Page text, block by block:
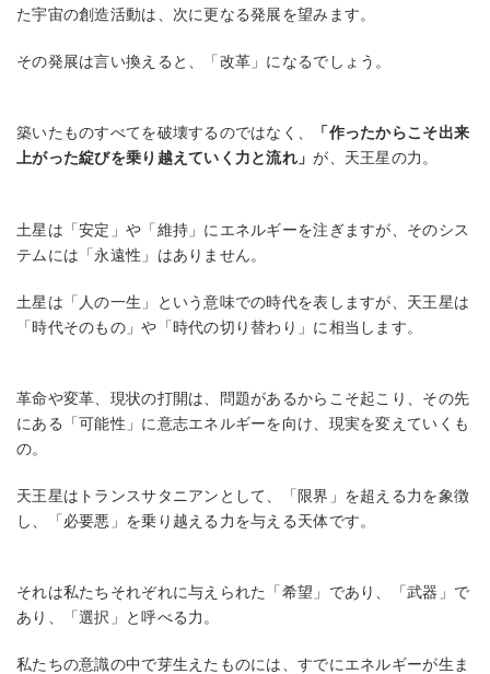
た宇宙の創造活動は、次に更なる発展を望みます。
その発展は言い換えると、「改革」になるでしょう。
築いたものすべてを破壊するのではなく、
「作ったからこそ出来
上がった綻びを乗り越えていく力と流れ」が、天王星の力。
土星は「安定」や「維持」にエネルギーを注ぎますが、そのシス
テムには「永遠性」はありません。
土星は「人の一生」という意味での時代を表しますが、天王星は
「時代そのもの」や「時代の切り替わり」に相当します。
革命や変革、現状の打開は、問題があるからこそ起こり、その先
にある「可能性」に意志エネルギーを向け、現実を変えていくも
の。
天王星はトランスサタニアンとして、「限界」を超える力を象徴
し、「必要悪」を乗り越える力を与える天体です。
それは私たちそれぞれに与えられた「希望」であり、「武器」で
あり、「選択」と呼べる力。
私たちの意識の中で芽生えたものには、すでにエネルギーが生ま